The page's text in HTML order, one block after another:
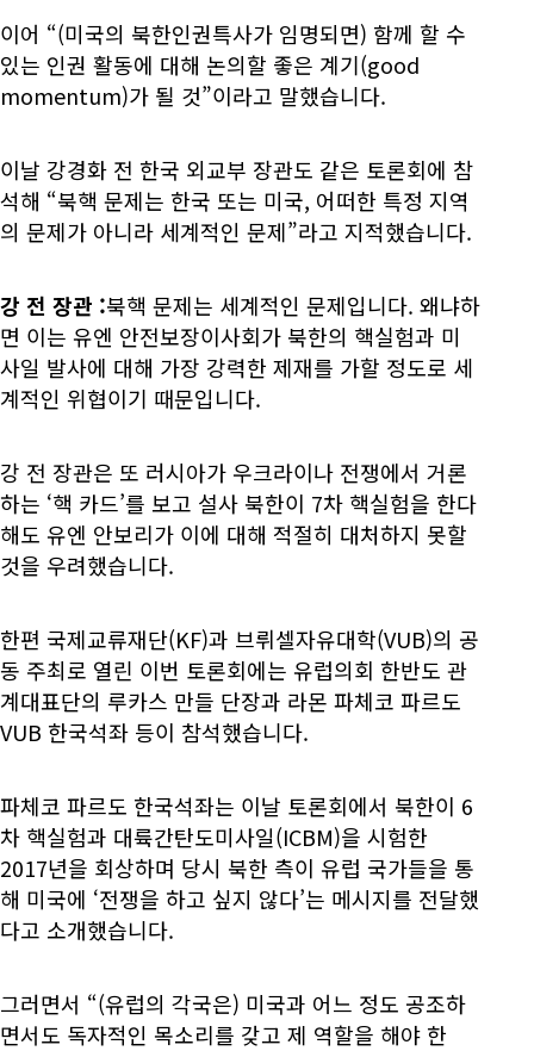
이어 “(미국의 북한인권특사가 임명되면) 함께 할 수
있는 인권 활동에 대해 논의할 좋은 계기(good
momentum)가 될 것”이라고 말했습니다.
이날 강경화 전 한국 외교부 장관도 같은 토론회에 참
석해 “북핵 문제는 한국 또는 미국, 어떠한 특정 지역
의 문제가 아니라 세계적인 문제”라고 지적했습니다.
강 전 장관 :북핵 문제는 세계적인 문제입니다. 왜냐하
면 이는 유엔 안전보장이사회가 북한의 핵실험과 미
사일 발사에 대해 가장 강력한 제재를 가할 정도로 세
계적인 위협이기 때문입니다.
강 전 장관은 또 러시아가 우크라이나 전쟁에서 거론
하는 ‘핵 카드’를 보고 설사 북한이 7차 핵실험을 한다
해도 유엔 안보리가 이에 대해 적절히 대처하지 못할
것을 우려했습니다.
한편 국제교류재단(KF)과 브뤼셀자유대학(VUB)의 공
동 주최로 열린 이번 토론회에는 유럽의회 한반도 관
계대표단의 루카스 만들 단장과 라몬 파체코 파르도
VUB 한국석좌 등이 참석했습니다.
파체코 파르도 한국석좌는 이날 토론회에서 북한이 6
차 핵실험과 대륙간탄도미사일(ICBM)을 시험한
2017년을 회상하며 당시 북한 측이 유럽 국가들을 통
해 미국에 ‘전쟁을 하고 싶지 않다’는 메시지를 전달했
다고 소개했습니다.
그러면서 “(유럽의 각국은) 미국과 어느 정도 공조하
면서도 독자적인 목소리를 갖고 제 역할을 해야 한